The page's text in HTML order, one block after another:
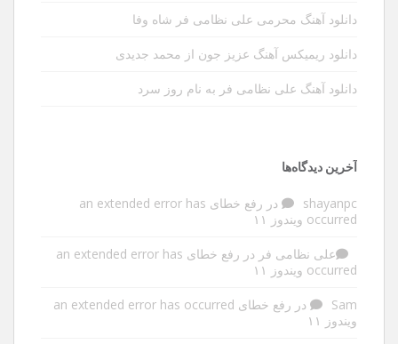
دانلود آهنگ محرمی علی نظامی فر شاه وفا
دانلود ریمیکس آهنگ عزیز جون از محمد جدیدی
دانلود آهنگ علی نظامی فر به نام روز سرد
آخرین دیدگاه‌ها
shayanpc در
رفع خطای an extended error has
occurred ویندوز ۱۱
علی نظامی فر در
رفع خطای an extended error has
occurred ویندوز ۱۱
Sam در
رفع خطای an extended error has occurred
ویندوز ۱۱